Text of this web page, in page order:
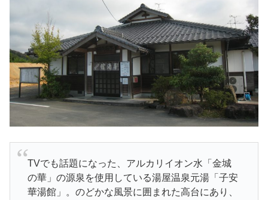
TVでも話題になった、アルカリイオン水「金城
の華」の源泉を使用している湯屋温泉元湯「子安
華湯館」。のどかな風景に囲まれた高台にあり、